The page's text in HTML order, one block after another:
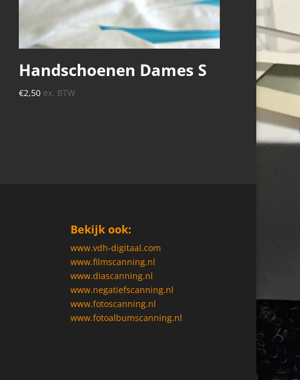
Handschoenen Dames S
€2,50 ex. BTW
Bekijk ook:
www.vdh-digitaal.com
www.filmscanning.nl
www.diascanning.nl
www.negatiefscanning.nl
www.fotoscanning.nl
www.fotoalbumscanning.nl